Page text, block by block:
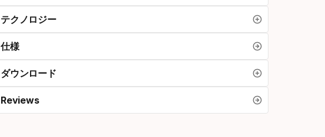
テクノロジー
仕様
ダウンロード
Reviews